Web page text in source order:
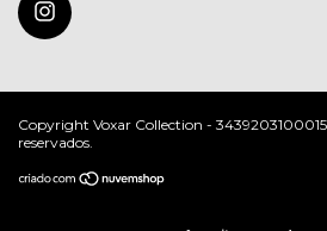
Copyright Voxar Collection -
reservados.